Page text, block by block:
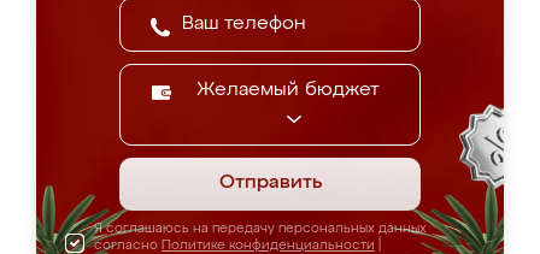
Желаемый бюджет
Отправить
Я соглашаюсь на передачу персональных данных
согласно Политике конфиденциальности